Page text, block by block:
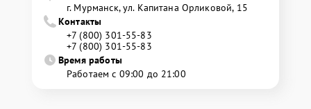
г. Мурманск, ул. Капитана Орликовой, 15
Контакты
+7 (800) 301-55-83
+7 (800) 301-55-83
Время работы
Работаем с 09:00 до 21:00